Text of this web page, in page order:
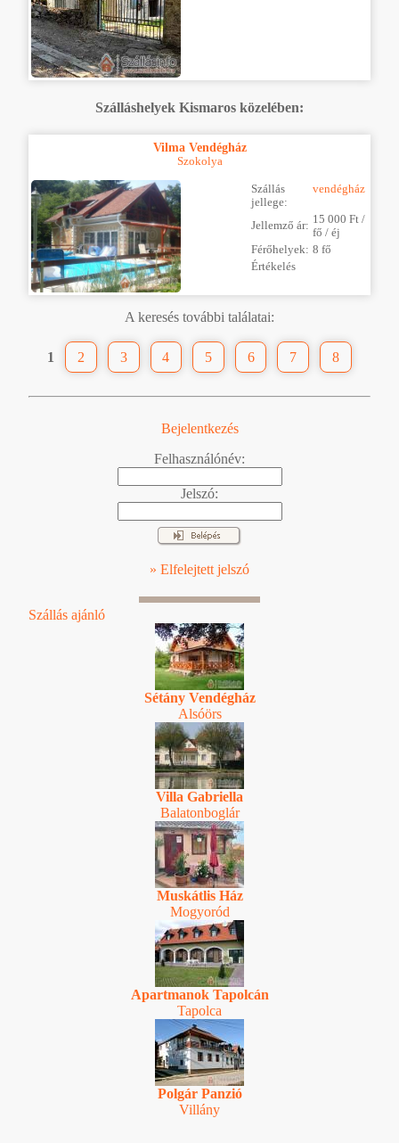
Szálláshelyek Kismaros közelében:
Vilma Vendégház
Szokolya
Szállás
jellege:
vendégház
Jellemző ár: 15 000 Ft /
fő / éj
Férőhelyek: 8 fő
Értékelés
A keresés további találatai:
1 2 3 4 5 6 7 8
Bejelentkezés
Felhasználónév:
Jelszó:
» Elfelejtett jelszó
Szállás ajánló
Sétány Vendégház
Alsóörs
Villa Gabriella
Balatonboglár
Muskátlis Ház
Mogyoród
Apartmanok Tapolcán
Tapolca
Polgár Panzió
Villány